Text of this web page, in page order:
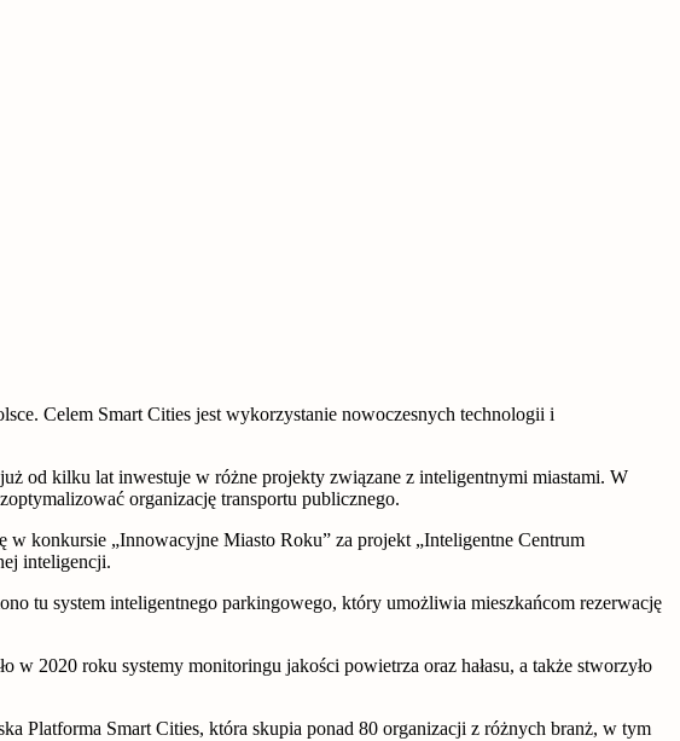
Celem Smart Cities jest wykorzystanie nowoczesnych technologii i
od kilku lat inwestuje w różne projekty związane z inteligentnymi miastami. W
organizację transportu publicznego.
konkursie „Innowacyjne Miasto Roku” za projekt „Inteligentne Centrum
inteligencji.
tu system inteligentnego parkingowego, który umożliwia mieszkańcom rezerwację
w 2020 roku systemy monitoringu jakości powietrza oraz hałasu, a także stworzyło
Platforma Smart Cities, która skupia ponad 80 organizacji z różnych branż, w tym